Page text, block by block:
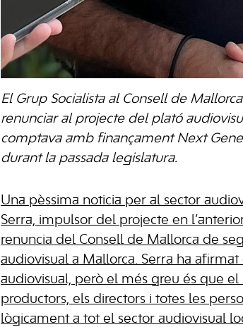
El Grup Socialista al Consell de
renunciar al projecte del plató
comptava amb finançament Next
durant la passada legislatura.
Una pèssima noticia per al sector
Serra, impulsor del projecte en
renuncia del Consell de Mallorca de
audiovisual a Mallorca. Serra ha
audiovisual, però el més greu és que
productors, els directors i totes les
lògicament a tot el sector audiovisual